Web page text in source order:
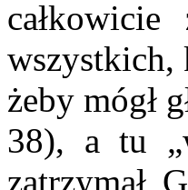
wszystkich,
żeby mógł
38), a tu
zatrzymał